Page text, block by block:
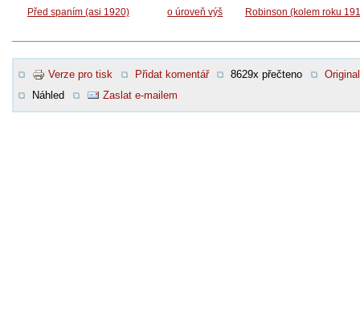
Před spaním (asi 1920) o úroveň výš Robinson (kolem roku
Verze pro tisk Přidat komentář 8629x přečteno
Original
Náhled
Zaslat e-mailem